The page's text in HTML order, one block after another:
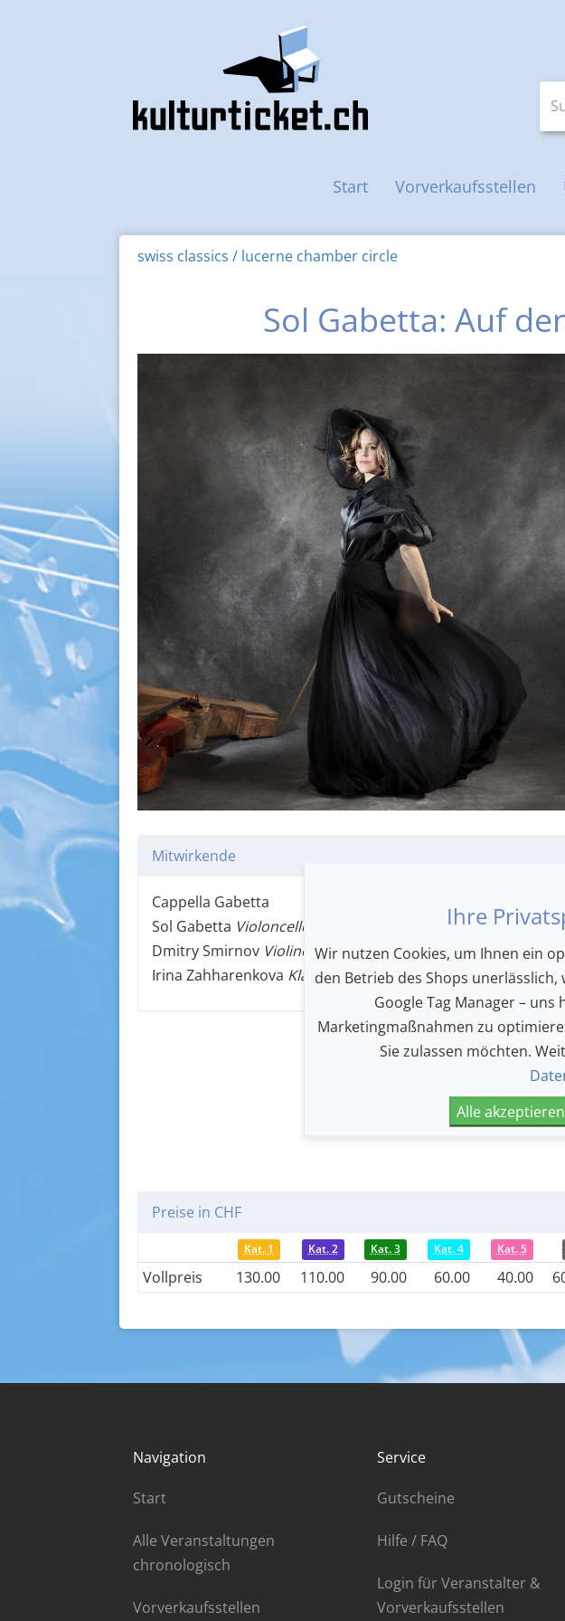
Haupt-Navigation
Start Vorverkaufsstellen
swiss classics / lucerne chamber circle
Sol Gabetta: Auf
Mitwirkende
Cappella Gabetta
Sol Gabetta Violoncello
Dmitry Smirnov Violine
Irina Zahharenkova Klavier
Preise in CHF
Kat. 1 Kat. 2 Kat. 3 Kat. 4 Kat. 5
Vollpreis 130.00 110.00 90.00 60.00 40.00
Navigation
Start
Alle Veranstaltungen
chronologisch
Vorverkaufsstellen
Service
Gutscheine
Hilfe / FAQ
Login für Veranstalter &
Vorverkaufsstellen
Ihre
Wir nutzen Cookies, um Ihnen ein
den Betrieb des Shops
Google Tag Manager –
Marketingmaßnahmen zu
Sie zulassen möchten.
Alle akzeptieren